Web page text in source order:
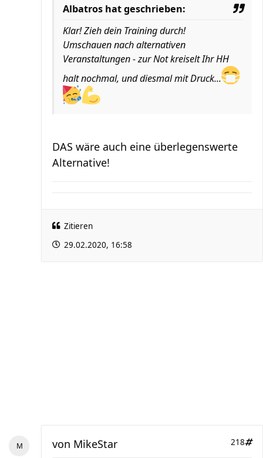
Albatros hat geschrieben:
Klar! Zieh dein Training durch!
Umschauen nach alternativen
Veranstaltungen - zur Not kreiselt Ihr HH
halt nochmal, und diesmal mit Druck...
DAS wäre auch eine überlegenswerte
Alternative!
Zitieren
29.02.2020, 16:58
218
von MikeStar